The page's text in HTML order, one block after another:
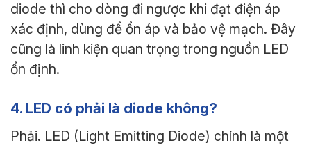
diode thì cho dòng đi ngược khi đạt điện áp
xác định, dùng để ổn áp và bảo vệ mạch. Đây
cũng là linh kiện quan trọng trong nguồn LED
ổn định.
4. LED có phải là diode không?
Phải. LED (Light Emitting Diode) chính là một